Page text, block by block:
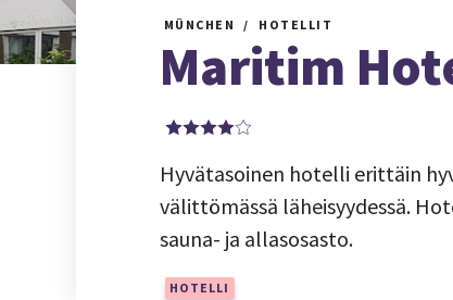
MÜNCHEN HOTELLIT
Maritim
Hyvätasoinen hotelli erittäin
välittömässä läheisyydessä.
sauna- ja allasosasto.
HOTELLI